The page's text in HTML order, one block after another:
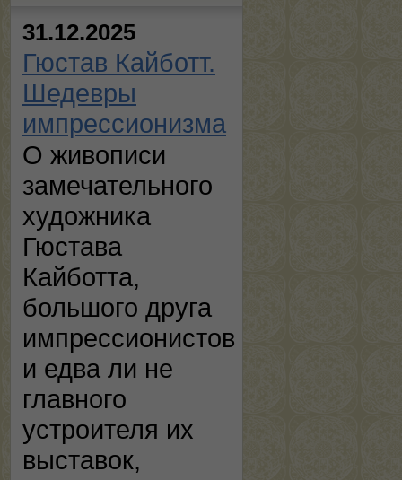
31.12.2025
Гюстав Кайботт.
Шедевры
импрессионизма
О живописи
замечательного
художника
Гюстава
Кайботта,
большого друга
импрессионистов
и едва ли не
главного
устроителя их
выставок,